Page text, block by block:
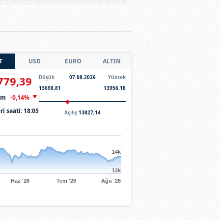
USD EURO ALTIN
-0,14%
saati: 18:05
Düşük
13698,81
07.08.2026
Yüksek
13956,18
Açılış 13827,14
Haz '26 Tem '26 Ağu '26
12k
14k